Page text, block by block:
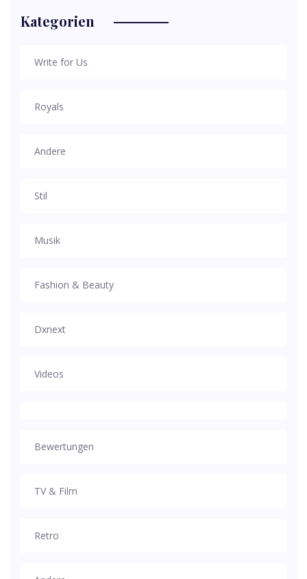
Kategorien
Write for Us
Royals
Andere
Stil
Musik
Fashion & Beauty
Dxnext
Videos
Bewertungen
TV & Film
Retro